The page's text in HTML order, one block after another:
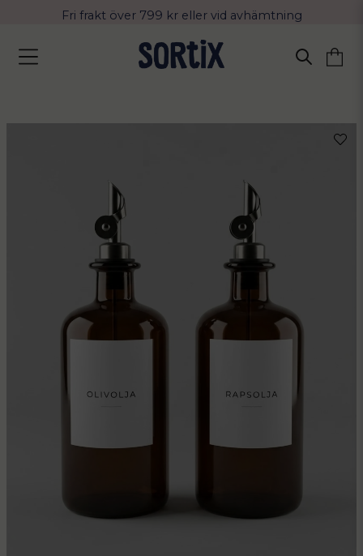
Fri frakt över 799 kr eller vid avhämtning
Leverans 2-4 arbetsdagar med Postnord